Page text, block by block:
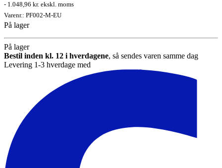
- 1.048,96 kr. ekskl. moms
Varenr.: PF002-M-EU
På lager
På lager
Bestil inden kl. 12 i hverdagene, så sendes varen samme dag
Levering 1-3 hverdage med